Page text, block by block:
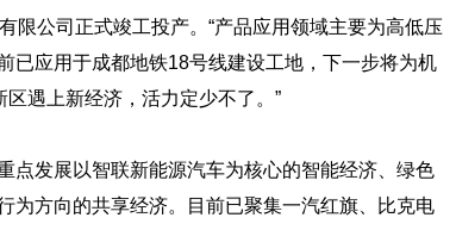
限公司正式竣工投产。“产品应用领域主要为高低压
已应用于成都地铁18号线建设工地，下一步将为机
遇上新经济，活力定少不了。”
点发展以智联新能源汽车为核心的智能经济、绿色
为方向的共享经济。目前已聚集一汽红旗、比克电